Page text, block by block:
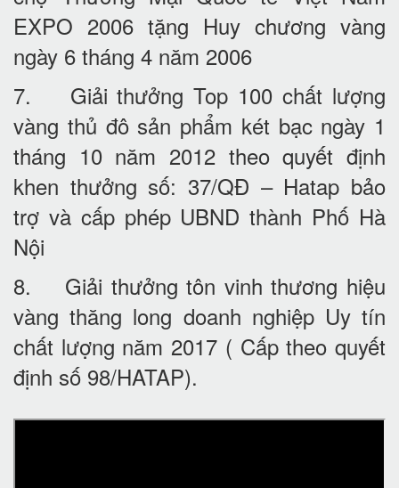
EXPO 2006 tặng Huy chương vàng
ngày 6 tháng 4 năm 2006
7. Giải thưởng Top 100 chất lượng
vàng thủ đô sản phẩm két bạc ngày 1
tháng 10 năm 2012 theo quyết định
khen thưởng số: 37/QĐ – Hatap bảo
trợ và cấp phép UBND thành Phố Hà
Nội
8. Giải thưởng tôn vinh thương hiệu
vàng thăng long doanh nghiệp Uy tín
chất lượng năm 2017 ( Cấp theo quyết
định số 98/HATAP).